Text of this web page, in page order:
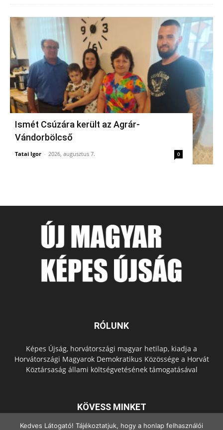
Ismét Csúzára került az Agrár-
Vándorbölcső
Tatai Igor - 2026, augusztus 7. 0
RÓLUNK
Képes Újság, horvátországi magyar hetilap, kiadja a
Horvátországi Magyarok Demokratikus Közössége a Horvát
Köztársaság állami költségvetésének támogatásával
KÖVESS MINKET
Kedves Látogató! Tájékoztatjuk, hogy a honlap felhasználói